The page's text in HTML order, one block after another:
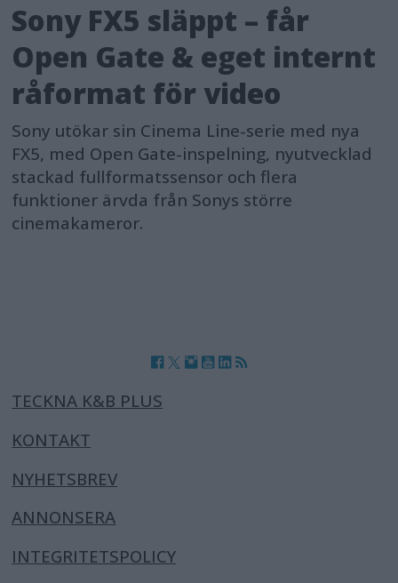
Sony FX5 släppt – får
Open Gate & eget internt
råformat för video
Sony utökar sin Cinema Line-serie med nya
FX5, med Open Gate-inspelning, nyutvecklad
stackad fullformatssensor och flera
funktioner ärvda från Sonys större
cinemakameror.
TECKNA K&B PLUS
KONTAKT
NYHETSBREV
ANNONSERA
INTEGRITETSPOLICY